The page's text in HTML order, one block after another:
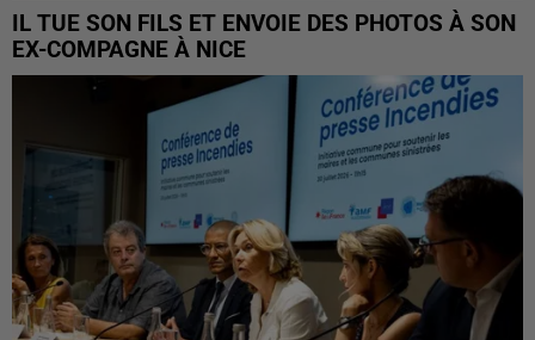
IL TUE SON FILS ET ENVOIE DES PHOTOS À SON
EX-COMPAGNE À NICE